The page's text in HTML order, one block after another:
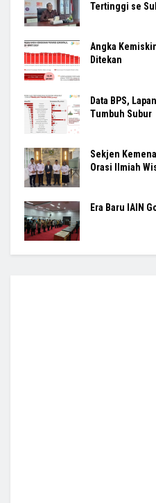
Tertinggi se
Angka
Ditekan
Data BPS,
Tumbuh Subur
Sekjen
Orasi Ilmiah
Era Baru IAIN